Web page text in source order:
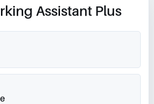
Assistant Plus